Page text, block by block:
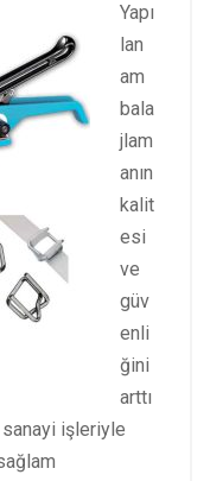
Yapı
lan
am
bala
jlam
anın
kalit
esi
ve
güv
enli
ğini
arttı
sanayi işleriyle